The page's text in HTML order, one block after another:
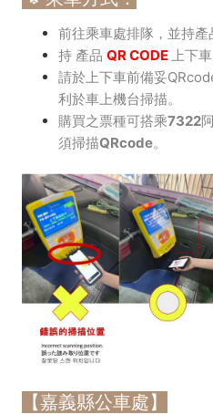
前往乘車處排隊，並持產
持 產品 QR CODE 上下
請於上下車前備妥
利於車上機台掃描。
購買之票種可搭乘7322
須掃描QRcode。
【嘉義縣公車處】